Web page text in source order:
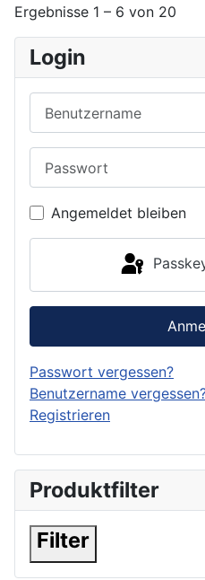
Login
Angemeldet bleiben
Passwort vergessen?
Benutzername
Registrieren
Produktfilter
Filter
Ergebnisse 1 – 6 von 20